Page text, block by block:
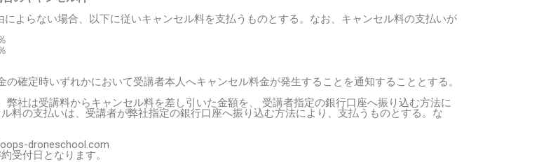
よらない場合、以下に従いキャンセル料を支払うものとする。なお、キャンセル料の支払いが
確定時いずれかにおいて受講者本人へキャンセル料金が発生することを通知することとする。
社は受講料からキャンセル料を差し引いた金額を、 受講者指定の銀行口座へ振り込む方法に
料の支払いは、受講者が弊社指定の銀行口座へ振り込む方法により、支払うものとする。な
droneschool.com
受付日となります。